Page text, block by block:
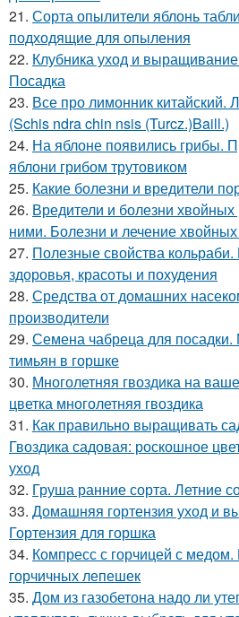
21. Сорта опылители яблонь
подходящие для опыления
22. Клубника уход и
Посадка
23. Все про лимонник китайский.
(Schis ndra chin nsis (Turcz.)Baill.)
24. На яблоне появились грибы.
яблони грибом трутовиком
25. Какие болезни и вредители
26. Вредители и болезни
ними. Болезни и лечение
27. Полезные свойства кольраби.
здоровья, красоты и похудения
28. Средства от домашних
производители
29. Семена чабреца для
тимьян в горшке
30. Многолетняя гвоздика на
цветка многолетняя гвоздика
31. Как правильно выращивать
Гвоздика садовая: роскошное
уход
32. Груша ранние сорта. Летние
33. Домашняя гортензия уход и
Гортензия для горшка
34. Компресс с горчицей с
горчичных лепешек
35. Дом из газобетона надо ли